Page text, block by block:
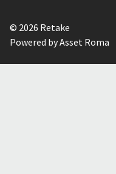
© 2026 Retake
Powered by Asset Roma